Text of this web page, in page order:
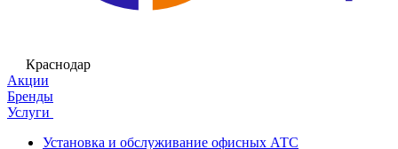
Краснодар
Акции
Бренды
Услуги
Установка и обслуживание офисных АТС